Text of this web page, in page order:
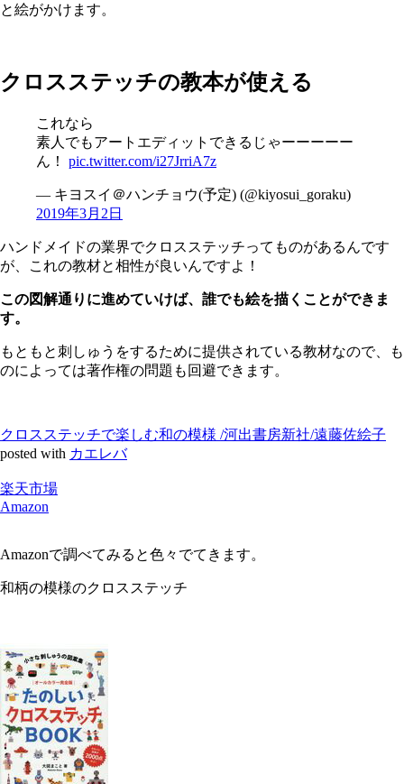
と絵がかけます。
クロスステッチの教本が使える
これなら
素人でもアートエディットできるじゃーーーーー
ん！ pic.twitter.com/i27JrriA7z
— キヨスイ＠ハンチョウ(予定) (@kiyosui_goraku)
2019年3月2日
ハンドメイドの業界でクロスステッチってものがあるんです
が、これの教材と相性が良いんですよ！
この図解通りに進めていけば、誰でも絵を描くことができま
す。
もともと刺しゅうをするために提供されている教材なので、も
のによっては著作権の問題も回避できます。
クロスステッチで楽しむ和の模様 /河出書房新社/遠藤佐絵子
posted with カエレバ
楽天市場
Amazon
Amazonで調べてみると色々でてきます。
和柄の模様のクロスステッチ